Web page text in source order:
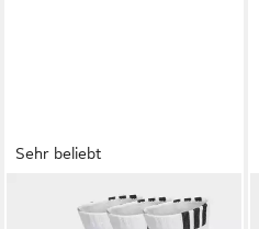
Sehr beliebt
ADIDAS SPORTSWEAR
Sportsocken C 3S LIN 3P (3-